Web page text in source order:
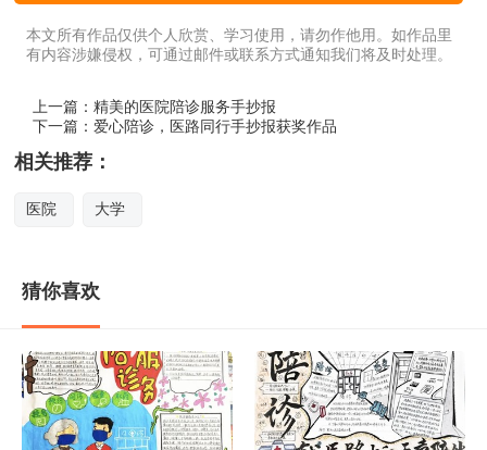
本文所有作品仅供个人欣赏、学习使用，请勿作他用。如作品里
有内容涉嫌侵权，可通过邮件或联系方式通知我们将及时处理。
上一篇：精美的医院陪诊服务手抄报
下一篇：爱心陪诊，医路同行手抄报获奖作品
相关推荐：
医院 大学
猜你喜欢